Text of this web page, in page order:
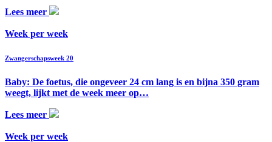
Lees meer
Week per week
Zwangerschapsweek 20
Baby: De foetus, die ongeveer 24 cm lang is en bijna 350 gram
weegt, lijkt met de week meer op…
Lees meer
Week per week